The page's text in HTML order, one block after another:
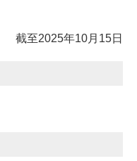
截至2025年10月15日